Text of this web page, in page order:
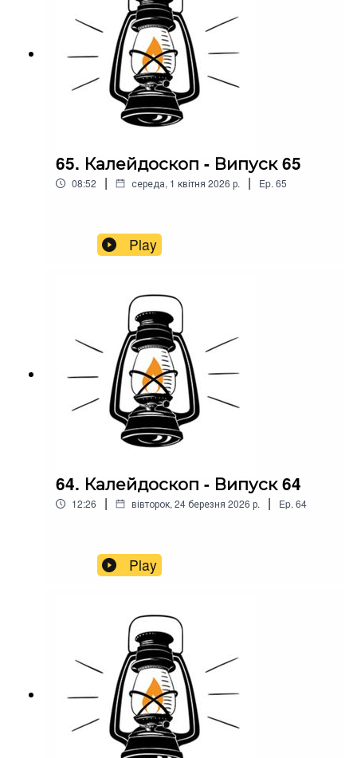
65. Калейдоскоп - Випуск 65
08:52 | середа, 1 квітня 2026 р. | Ep. 65
Play
64. Калейдоскоп - Випуск 64
12:26 | вівторок, 24 березня 2026 р. | Ep. 64
Play